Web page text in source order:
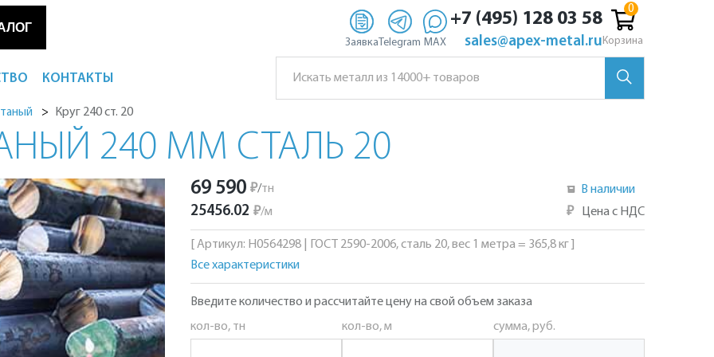
Заявка Telegram MAX
+7 (495) 128 03 58
sales@apex-metal.ru Корзина
КОНТАКТЫ
Круг 240 ст. 20
240 ММ СТАЛЬ 20
69 590 ₽/тн
25456.02 ₽/м
В наличии
₽
Цена с НДС
[ Артикул: Н0564298 | ГОСТ 2590-2006, сталь 20, вес 1 метра = 365,8 кг ]
Все характеристики
Введите количество и рассчитайте цену на свой объем заказа
кол-во, тн
кол-во, м сумма, руб.